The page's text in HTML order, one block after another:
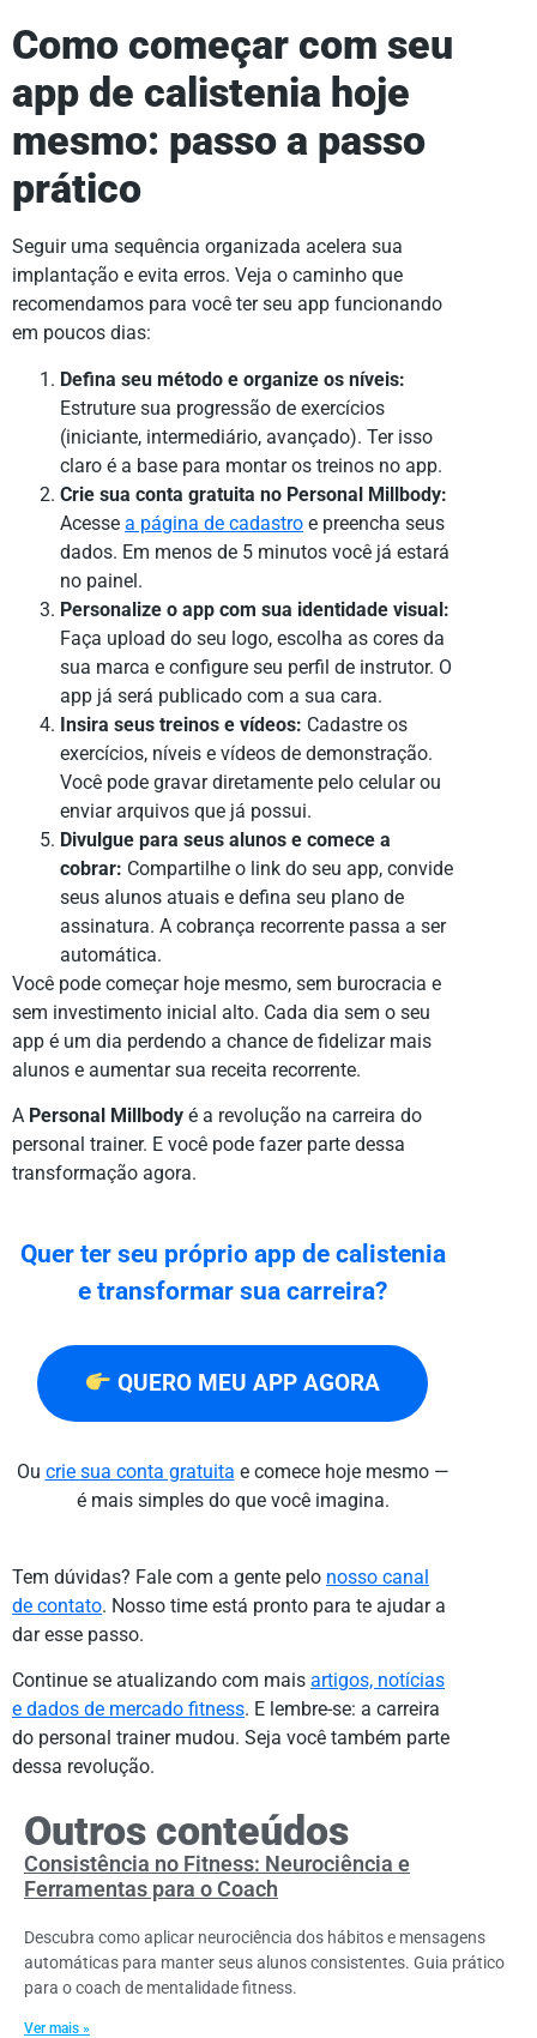
Como começar com seu
app de calistenia hoje
mesmo: passo a passo
prático
Seguir uma sequência organizada acelera sua
implantação e evita erros. Veja o caminho que
recomendamos para você ter seu app funcionando
em poucos dias:
Defina seu método e organize os níveis:
Estruture sua progressão de exercícios
(iniciante, intermediário, avançado). Ter isso
claro é a base para montar os treinos no app.
Crie sua conta gratuita no Personal Millbody:
Acesse a página de cadastro e preencha seus
dados. Em menos de 5 minutos você já estará
no painel.
Personalize o app com sua identidade visual:
Faça upload do seu logo, escolha as cores da
sua marca e configure seu perfil de instrutor. O
app já será publicado com a sua cara.
Insira seus treinos e vídeos: Cadastre os
exercícios, níveis e vídeos de demonstração.
Você pode gravar diretamente pelo celular ou
enviar arquivos que já possui.
Divulgue para seus alunos e comece a
cobrar: Compartilhe o link do seu app, convide
seus alunos atuais e defina seu plano de
assinatura. A cobrança recorrente passa a ser
automática.
Você pode começar hoje mesmo, sem burocracia e
sem investimento inicial alto. Cada dia sem o seu
app é um dia perdendo a chance de fidelizar mais
alunos e aumentar sua receita recorrente.
A Personal Millbody é a revolução na carreira do
personal trainer. E você pode fazer parte dessa
transformação agora.
Quer ter seu próprio app de calistenia
e transformar sua carreira?
QUERO MEU APP AGORA
Ou crie sua conta gratuita e comece hoje mesmo —
é mais simples do que você imagina.
Tem dúvidas? Fale com a gente pelo nosso canal
de contato. Nosso time está pronto para te ajudar a
dar esse passo.
Continue se atualizando com mais artigos, notícias
e dados de mercado fitness. E lembre-se: a carreira
do personal trainer mudou. Seja você também parte
dessa revolução.
Outros conteúdos
Consistência no Fitness: Neurociência e
Ferramentas para o Coach
Descubra como aplicar neurociência dos hábitos e mensagens
automáticas para manter seus alunos consistentes. Guia prático
para o coach de mentalidade fitness.
Ver mais »